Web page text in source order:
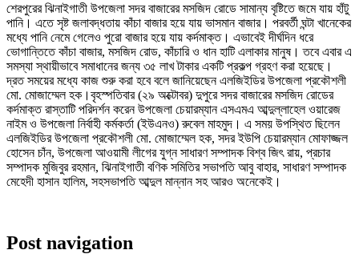
শেরপুরের ঝিনাইগাতী উপজেলা সদর বাজারের মসজিদ রোডে সামান্য বৃষ্টিতে জমে যায় হাঁটু
পানি। এতে সৃষ্ট জলাবদ্ধতায় কাঁচা বাজার হয়ে যায় ভাসমান বাজার। পরবর্তী ঘন্টা খানেকের
মধ্যে পানি নেমে গেলেও পুরো বাজার হয়ে যায় কর্দমাক্ত। এভাবেই দীর্ঘদিন ধরে
ভোগান্তিতে কাঁচা বাজার, মসজিদ রোড, কাঁচারি ও ধান হাটি এলাকার মানুষ। তবে এবার এ
সমস্যা স্থায়ীভাবে সমাধানের জন্য ৩৫ লাখ টাকার একটি প্রকল্প গ্রহণ করা হয়েছে।
দ্রত সময়ের মধ্যে কাজ শুরু করা হবে বলে জানিয়েছেন এলজিইডির উপজেলা প্রকৌশলী
মো. মোজাম্মেল হক।বৃহস্পতিবার (২৯ অক্টোবর) দুপুরে সদর বাজারের মসজিদ রোডের
কর্দমাক্ত রাস্তাটি পরিদর্শন করেন উপজেলা চেয়ারম্যান এসএমএ আব্দুল্লাহেল ওয়ারেজ
নাইম ও উপজেলা নির্বাহী কর্মকর্তা (ইউএনও) রুবেল মাহমুদ। এ সময় উপস্থিত ছিলেন
এলজিইডির উপজেলা প্রকৌশলী মো. মোজাম্মেল হক, সদর ইউপি চেয়ারম্যান মোফাজ্জল
হোসেন চাঁন, উপজেলা আওয়ামী লীগের যুগ্ন সাধারণ সম্পাদক বিশ্ব জিৎ রায়, প্রচার
সম্পাদক মুজিবুর রহমান, ঝিনাইগাতী বণিক সমিতির সভাপতি আবু বাহার, সাধারণ সম্পাদক
মেহেদী হাসান হালিম, সহসভাপতি আব্দুল মান্নান সহ আরও অনেকেই।
Post navigation